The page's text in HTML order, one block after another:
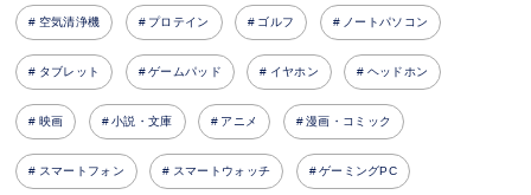
空気清浄機 プロテイン ゴルフ ノートパソコン
タブレット ゲームパッド イヤホン ヘッドホン
映画 小説・文庫 アニメ 漫画・コミック
スマートフォン スマートウォッチ ゲーミングPC